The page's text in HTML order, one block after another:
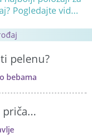
Pogledajte vid...
pelenu?
bebama